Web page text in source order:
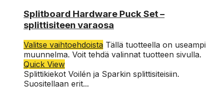
Splitboard Hardware Puck Set –
splittisiteen varaosa
Valitse vaihtoehdoista Tällä tuotteella on useampi
muunnelma. Voit tehdä valinnat tuotteen sivulla.
Quick View
Splittikiekot Voilén ja Sparkin splittisiteisiin.
Suositellaan erit...